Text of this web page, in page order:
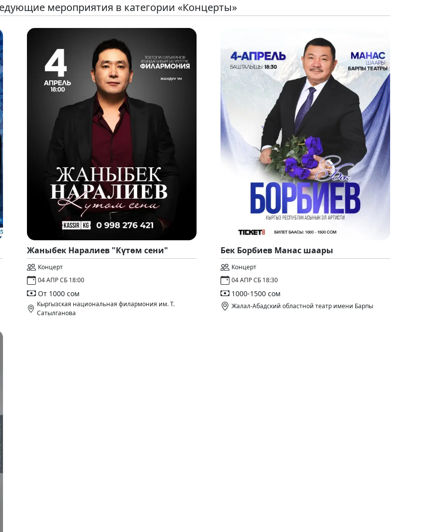
мероприятия в категории «Концерты»
Жаныбек Наралиев "Күтөм сени"
Концерт
04 АПР СБ 18:00
От 1000 сом
Кыргызская национальная филармония им. Т.
Сатылганова
Бек Борбиев Манас шаары
Концерт
04 АПР СБ 18:30
1000-1500 сом
Жалал-Абадский областной театр имени Барпы